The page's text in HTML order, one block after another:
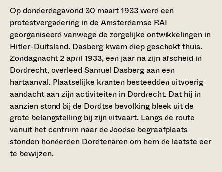
Op donderdagavond 30 maart 1933 werd een
protestvergadering in de Amsterdamse RAI
georganiseerd vanwege de zorgelijke ontwikkelingen in
Hitler-Duitsland. Dasberg kwam diep geschokt thuis.
Zondagnacht 2 april 1933, een jaar na zijn afscheid in
Dordrecht, overleed Samuel Dasberg aan een
hartaanval. Plaatselijke kranten besteedden uitvoerig
aandacht aan zijn activiteiten in Dordrecht. Dat hij in
aanzien stond bij de Dordtse bevolking bleek uit de
grote belangstelling bij zijn uitvaart. Langs de route
vanuit het centrum naar de Joodse begraafplaats
stonden honderden Dordtenaren om hem de laatste eer
te bewijzen.